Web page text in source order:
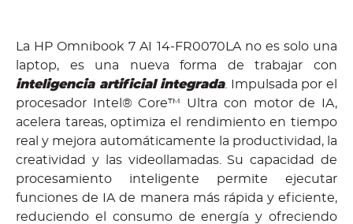
La HP Omnibook 7 AI 14-FR0070LA no es solo una
laptop, es una nueva forma de trabajar con
inteligencia artificial integrada. Impulsada por el
procesador Intel® Core™ Ultra con motor de IA,
acelera tareas, optimiza el rendimiento en tiempo
real y mejora automáticamente la productividad, la
creatividad y las videollamadas. Su capacidad de
procesamiento inteligente permite ejecutar
funciones de IA de manera más rápida y eficiente,
reduciendo el consumo de energía y ofreciendo